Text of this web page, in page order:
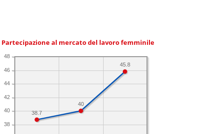
Partecipazione al mercato del lavoro femminile
38
40
42
44
46
48
45.8
40
38.7